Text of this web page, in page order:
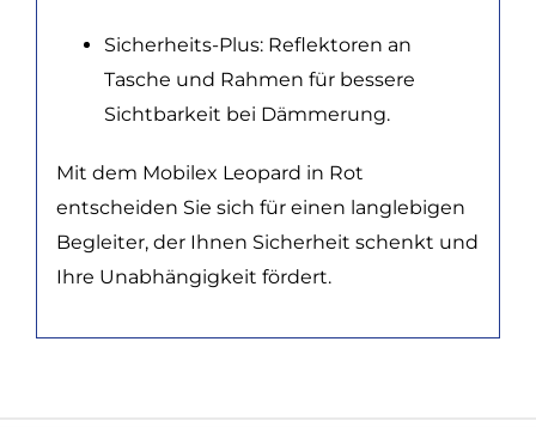
Sicherheits-Plus: Reflektoren an
Tasche und Rahmen für bessere
Sichtbarkeit bei Dämmerung.
Mit dem Mobilex Leopard in Rot
entscheiden Sie sich für einen langlebigen
Begleiter, der Ihnen Sicherheit schenkt und
Ihre Unabhängigkeit fördert.